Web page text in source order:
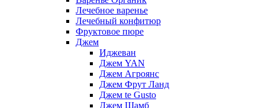
Лечебное варенье
Лечебный конфитюр
Фруктовое пюре
Джем
Иджеван
Джем YAN
Джем Агроянс
Джем Фрут Ланд
Джем te Gusto
Джем Шамб